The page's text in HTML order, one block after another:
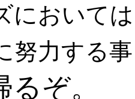
おいて
努力する
ぞ。